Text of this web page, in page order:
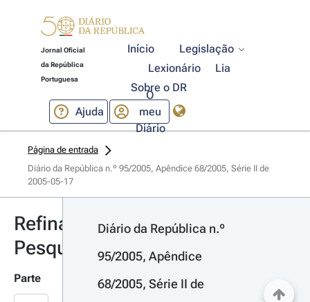
Jornal Oficial
da República
Portuguesa
Início
Legislação
Lexionário
Lia
Sobre o DR
Ajuda
O
meu
Diário
Página de entrada
Diário da República n.º 95/2005, Apêndice 68/2005, Série II de
2005-05-17
Refinar
Pesquisa
Parte
Diário da República n.º
95/2005, Apêndice
68/2005, Série II de